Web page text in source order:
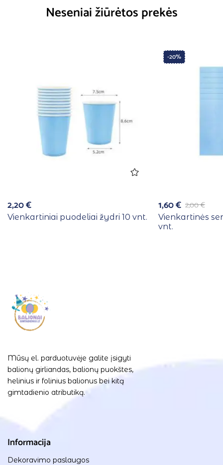
Neseniai žiūrėtos prekės
2,20€
Vienkartiniai puodeliai žydri 10 vnt.
-20%
2,00€
1,60€
Vienkartinės
vnt.
Mūsų el. parduotuvėje galite įsigyti
balionų girliandas, balionų puokštes,
helinius ir folinius balionus bei kitą
gimtadienio atributiką.
Informacija
Dekoravimo paslaugos